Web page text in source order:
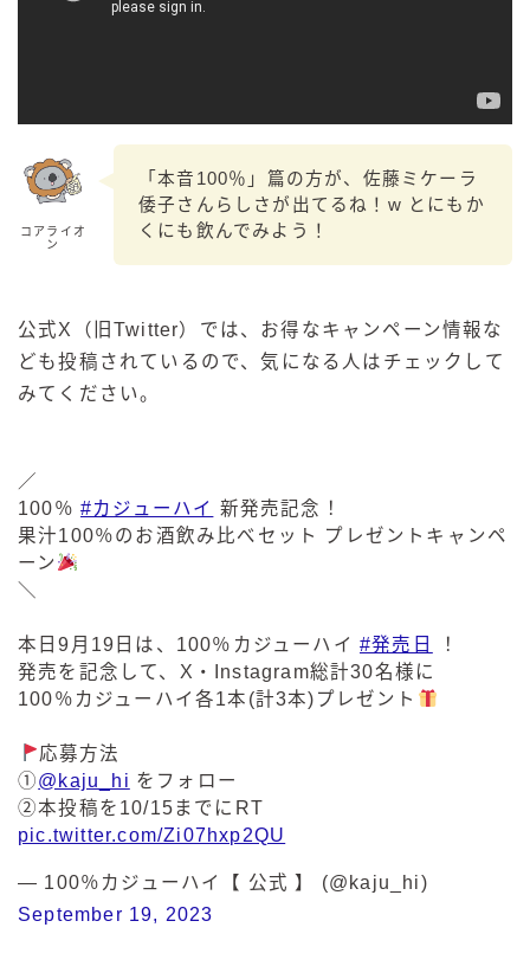
コアライオ
ン
「本音100％」篇の方が、佐藤ミケーラ
倭子さんらしさが出てるね！w とにもか
くにも飲んでみよう！
公式X（旧Twitter）では、お得なキャンペーン情報な
ども投稿されているので、気になる人はチェックして
みてください。
／
100％ #カジューハイ 新発売記念！
果汁100％のお酒飲み比べセット プレゼントキャンペ
ーン
＼
本日9月19日は、100％カジューハイ#発売日
！
発売を記念して、X・Instagram総計30名様に
100％カジューハイ各1本(計3本)プレゼント
応募方法
①@kaju_hi をフォロー
②本投稿を10/15までにRT
pic.twitter.com/Zi07hxp2QU
— 100％カジューハイ【 公式 】 (@kaju_hi)
September 19, 2023